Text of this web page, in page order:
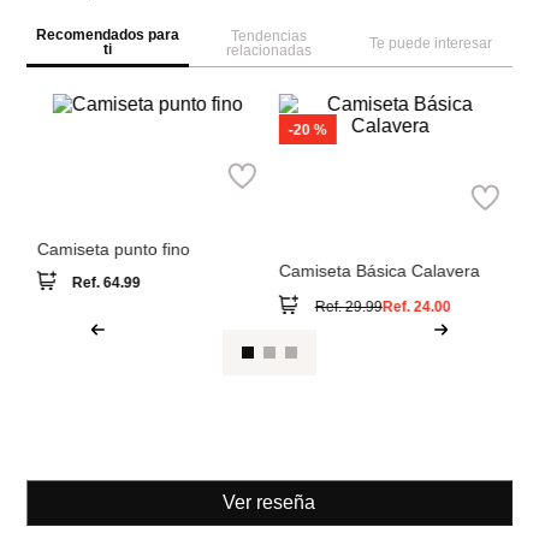
Recomendados para
ti
Tendencias
relacionadas
Te puede interesar